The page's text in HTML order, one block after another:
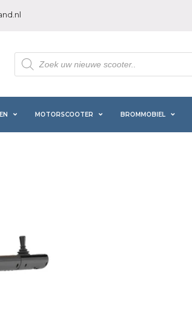
Producten
zoeken
MOTORSCOOTER BROMMOBIEL